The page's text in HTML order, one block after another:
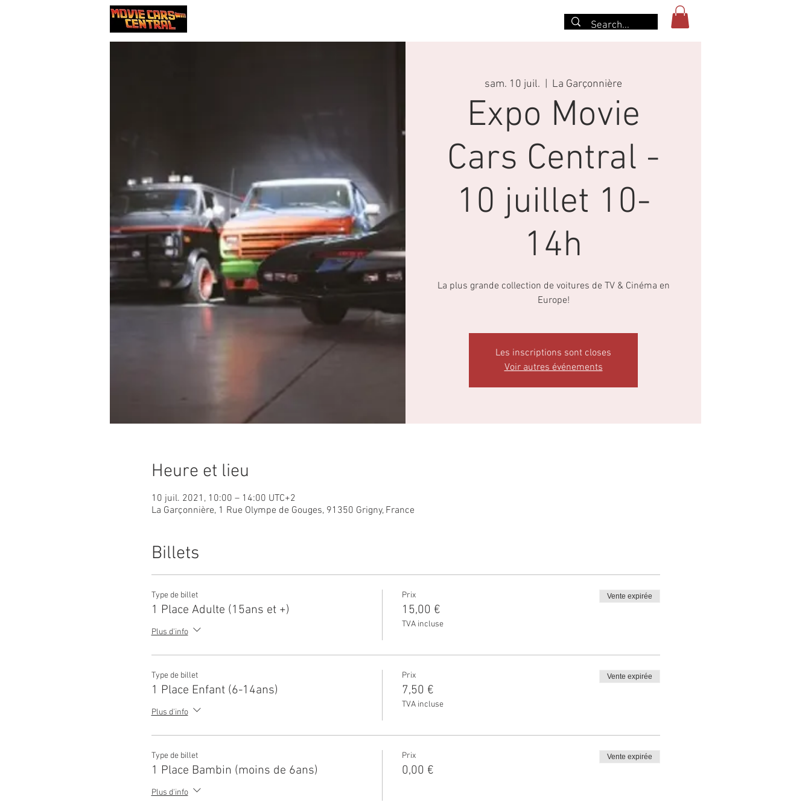
sam. 10 juil.
  |
La Garçonnière
Expo Movie
Cars Central -
10 juillet 10-
14h
La plus grande collection de voitures de TV & Cinéma en
Europe!
Les inscriptions sont closes
Voir autres événements
Heure et lieu
10 juil. 2021, 10:00 – 14:00 UTC+2
La Garçonnière, 1 Rue Olympe de Gouges, 91350 Grigny, France
Billets
Type de billet
1 Place Adulte (15ans et +)
Plus d'info
Prix
15,00 €
TVA incluse
Vente expirée
Type de billet
1 Place Enfant (6-14ans)
Plus d'info
Prix
7,50 €
TVA incluse
Vente expirée
Type de billet
1 Place Bambin (moins de 6ans)
Plus d'info
Prix
0,00 €
Vente expirée